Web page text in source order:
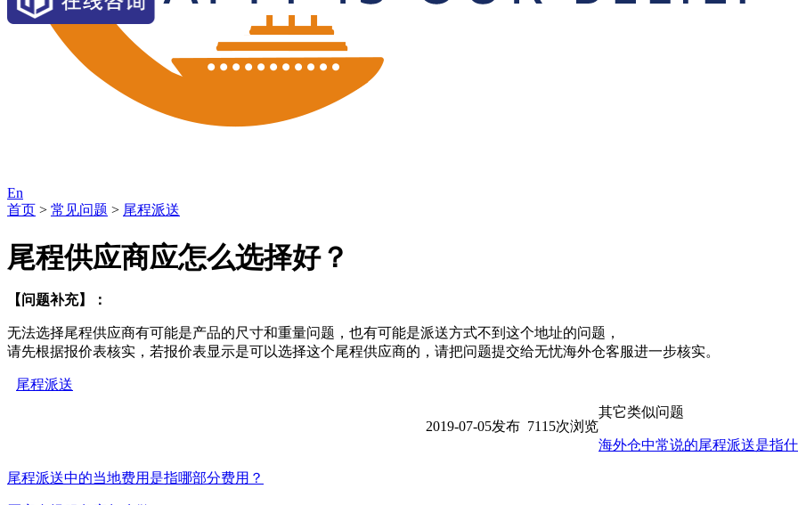
En
首页 > 常见问题 > 尾程派送
尾程供应商应怎么选择好？
【问题补充】：
无法选择尾程供应商有可能是产品的尺寸和重量问题，也有可能是派送方式不到这个地址的问题，
请先根据报价表核实，若报价表显示是可以选择这个尾程供应商的，请把问题提交给无忧海外仓客服进一步核实。
尾程派送
2019-07-05发布 7115次浏览
其它类似问题
海外仓中常说的尾程派送是指
尾程派送中的当地费用是指哪部分费用？